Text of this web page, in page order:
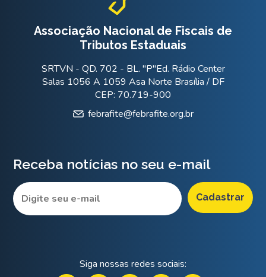
Associação Nacional de Fiscais de
Tributos Estaduais
SRTVN - QD. 702 - BL. "P"Ed. Rádio Center
Salas 1056 A 1059 Asa Norte Brasília / DF
CEP: 70.719-900
febrafite@febrafite.org.br
Receba notícias no seu e-mail
Siga nossas redes sociais: